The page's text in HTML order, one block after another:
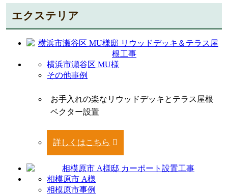
エクステリア
横浜市瀬谷区 MU様
その他事例
お手入れの楽なリウッドデッキとテラス屋根
ベクター設置
詳しくはこちら
相模原市 A様
相模原市事例